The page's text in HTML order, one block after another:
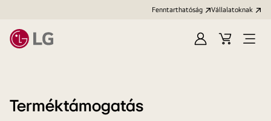
Fenntarthatóság Vállalatoknak
Bejelentkezés
KosárMenü
Terméktámogatás